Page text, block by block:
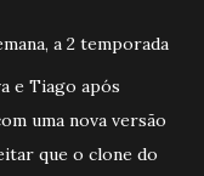
a 2 temporada
e Tiago após
uma nova versão
que o clone do